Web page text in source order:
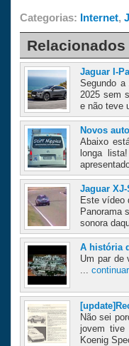
Categorias: Internet,
Relacionados
Jaguar I-
Segundo
2025 sem
e não teve
Novos
Abaixo
longa
Jaguar
Este vídeo
Panorama
sonora
A história
Um par de
continuar
Não sei
jovem tive
Koenig